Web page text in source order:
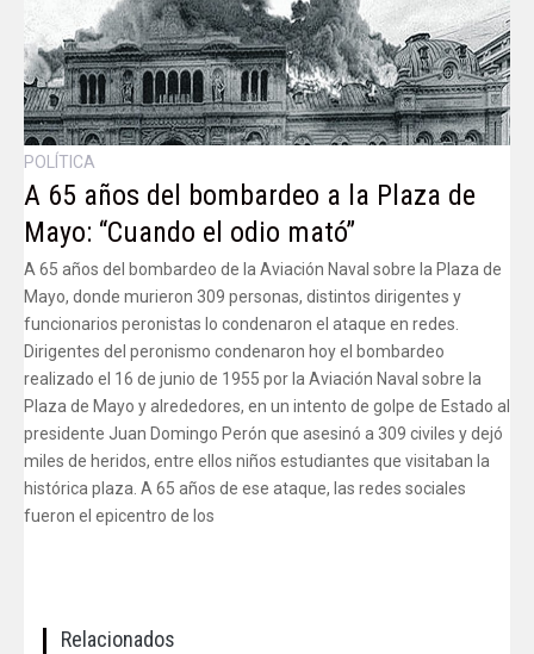
POLÍTICA
A 65 años del bombardeo a la Plaza de
Mayo: “Cuando el odio mató”
A 65 años del bombardeo de la Aviación Naval sobre la Plaza de
Mayo, donde murieron 309 personas, distintos dirigentes y
funcionarios peronistas lo condenaron el ataque en redes.
Dirigentes del peronismo condenaron hoy el bombardeo
realizado el 16 de junio de 1955 por la Aviación Naval sobre la
Plaza de Mayo y alrededores, en un intento de golpe de Estado al
presidente Juan Domingo Perón que asesinó a 309 civiles y dejó
miles de heridos, entre ellos niños estudiantes que visitaban la
histórica plaza. A 65 años de ese ataque, las redes sociales
fueron el epicentro de los
Relacionados